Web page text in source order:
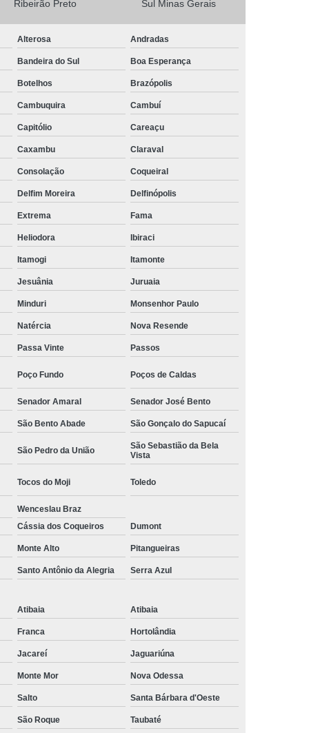
Camisa Social Manga Longa
Camisa Social Manga Longa Preta
Camisa Social Masculina Preta Manga Longa
Camisa a Rigor Social Masculina
Social Branca Masculina
Camisa Social Jeans Masculina
Social Masculina a Rigor
Manga Longa Social Masculina Preço
Social Branca Masculina Preço
Camisa Social Jeans Masculina Preço
Camisa Social Masculina Manga Curta Preço
Camisa Social Masculina Preço
Camisa Social Masculina Slim Preço
Fábrica Camisa Social
Fábrica de Camisa Social
Fábrica de Camisa Social Masculina
Loja de Fábrica Camisa Social
Loja de Moda Masculina Online
Loja Moda Masculina Executivo
Social
Loja Virtual Moda Masculina
Moda Básica Masculina
Masculina
Moda Masculina
Social
Moda Masculina Esporte Fino
Social
Moda Plus Size Masculina
Roupas Estilosas Masculinas
Moda
Roupas Masculinas Esporte Fino
Roupas Masculinas na Moda
Ribeirão Preto Sul Minas Gerais
Alterosa Andradas
Bandeira do Sul Boa Esperança
Botelhos Brazópolis
Cambuquira Cambuí
Capitólio Careaçu
Caxambu Claraval
Consolação Coqueiral
Delfim Moreira Delfinópolis
Extrema Fama
Heliodora Ibiraci
Itamogi Itamonte
Jesuânia Juruaia
Minduri Monsenhor Paulo
Natércia Nova Resende
Passa Vinte Passos
Poço Fundo Poços de Caldas
Senador Amaral Senador José Bento
São Bento Abade São Gonçalo do Sapucaí
São Pedro da União
São Sebastião da Bela
Vista
Tocos do Moji Toledo
Wenceslau Braz
Cássia dos Coqueiros Dumont
Monte Alto Pitangueiras
Santo Antônio da Alegria Serra Azul
Atibaia Atibaia
Franca Hortolândia
Jacareí Jaguariúna
Monte Mor Nova Odessa
Salto Santa Bárbara d'Oeste
São Roque Taubaté